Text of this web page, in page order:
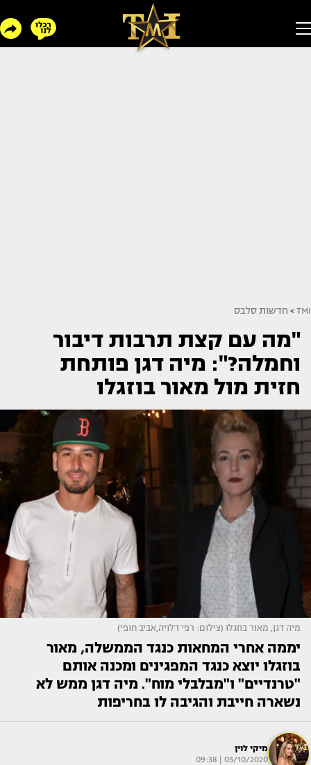
TMI
> חדשות סלבס
"מה עם קצת תרבות דיבור
וחמלה?": מיה דגן פותחת
חזית מול מאור בוזגלו
מיה דגן, מאור בוזגלו (צילום: רפי דלויה,אביב חופי)
יממה אחרי המחאות כנגד הממשלה, מאור
בוזגלו יוצא כנגד המפגינים ומכנה אותם
"טרנדיים" ו"מבלבלי מוח". מיה דגן ממש לא
נשארה חייבת והגיבה לו בחריפות
מיקי לוין
05/10/2020 | 09:38